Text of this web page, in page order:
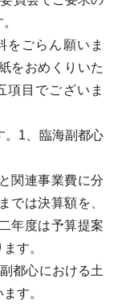
ごらん願いま
をおめくりいた
項目でございま
1、臨海副都心
関連事業費に分
では決算額を、
年度は予算提案
す。
都心における土
す。